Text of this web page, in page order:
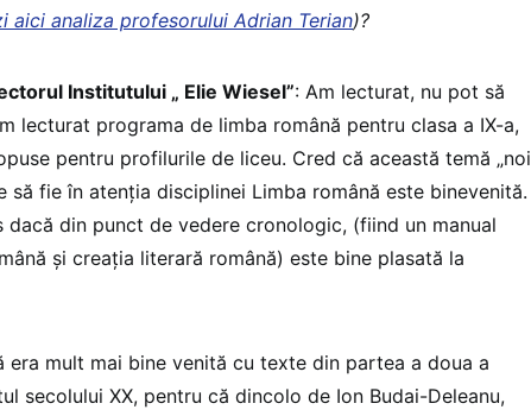
aici analiza profesorului Adrian Terian)?
Institutului „ Elie Wiesel”: Am lecturat, nu pot să
lecturat programa de limba română pentru clasa a IX-a,
pentru profilurile de liceu. Cred că această temă „noi
să fie în atenția disciplinei Limba română este binevenită.
dacă din punct de vedere cronologic, (fiind un manual
și creația literară română) este bine plasată la
era mult mai bine venită cu texte din partea a doua a
secolului XX, pentru că dincolo de Ion Budai-Deleanu,